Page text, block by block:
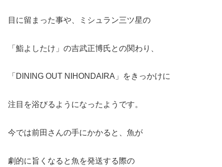
目に留まった事や、ミシュラン三ツ星の
「鮨よしたけ」の吉武正博氏との関わり、
「DINING OUT NIHONDAIRA」をきっかけに
注目を浴びるようになったようです。
今では前田さんの手にかかると、魚が
劇的に旨くなると魚を発送する際の